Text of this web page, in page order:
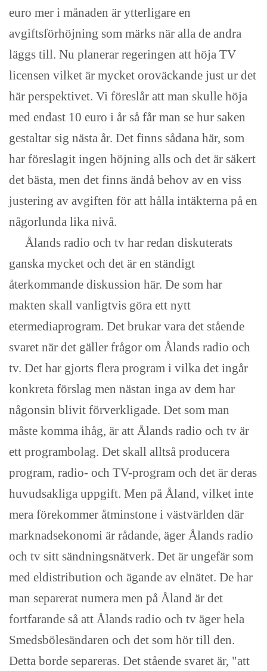
euro mer i månaden är ytterligare en
avgiftsförhöjning som märks när alla de andra
läggs till. Nu planerar regeringen att höja TV
licensen vilket är mycket oroväckande just ur det
här perspektivet. Vi föreslår att man skulle höja
med endast 10 euro i år så får man se hur saken
gestaltar sig nästa år. Det finns sådana här, som
har föreslagit ingen höjning alls och det är säkert
det bästa, men det finns ändå behov av en viss
justering av avgiften för att hålla intäkterna på en
någorlunda lika nivå.
Ålands radio och tv har redan diskuterats
ganska mycket och det är en ständigt
återkommande diskussion här. De som har
makten skall vanligtvis göra ett nytt
etermediaprogram. Det brukar vara det stående
svaret när det gäller frågor om Ålands radio och
tv. Det har gjorts flera program i vilka det ingår
konkreta förslag men nästan inga av dem har
någonsin blivit förverkligade. Det som man
måste komma ihåg, är att Ålands radio och tv är
ett programbolag. Det skall alltså producera
program, radio- och TV-program och det är deras
huvudsakliga uppgift. Men på Åland, vilket inte
mera förekommer åtminstone i västvärlden där
marknadsekonomi är rådande, äger Ålands radio
och tv sitt sändningsnätverk. Det är ungefär som
med eldistribution och ägande av elnätet. De har
man separerat numera men på Åland är det
fortfarande så att Ålands radio och tv äger hela
Smedsbölesändaren och det som hör till den.
Detta borde separeras. Det stående svaret är, "att